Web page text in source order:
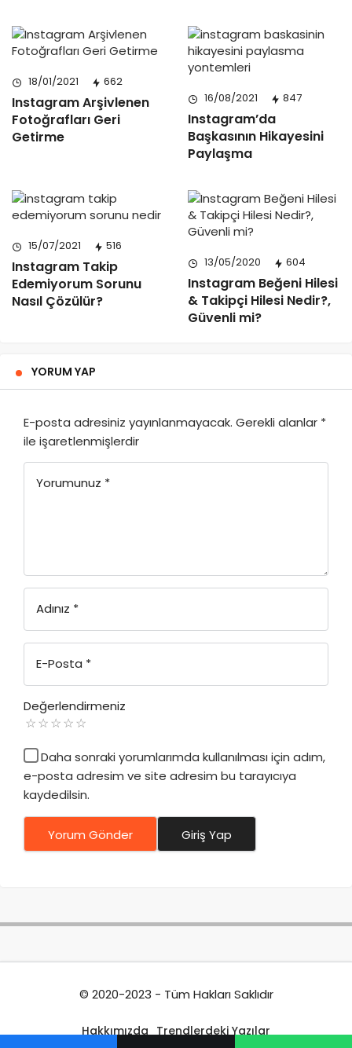
18/01/2021 662
Instagram Arşivlenen
Fotoğrafları Geri
Getirme
16/08/2021 847
Instagram’da
Başkasının Hikayesini
Paylaşma
15/07/2021 516
Instagram Takip
Edemiyorum Sorunu
Nasıl Çözülür?
13/05/2020 604
Instagram Beğeni Hilesi
& Takipçi Hilesi Nedir?,
Güvenli mi?
YORUM YAP
E-posta adresiniz yayınlanmayacak. Gerekli alanlar *
ile işaretlenmişlerdir
Yorumunuz *
Adınız *
E-Posta *
Değerlendirmeniz
Daha sonraki yorumlarımda kullanılması için adım,
e-posta adresim ve site adresim bu tarayıcıya
kaydedilsin.
Yorum Gönder Giriş Yap
© 2020-2023 - Tüm Hakları Saklıdır
Hakkımızda Trendlerdeki Yazılar